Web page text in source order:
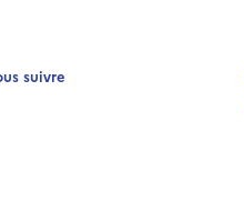
suivre